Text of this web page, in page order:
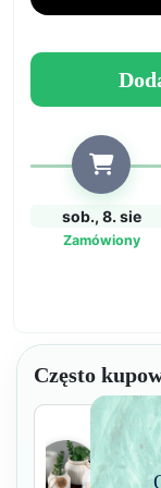
zaprawy
kamienia
dekoracyjnego
sob., 8. sie
Zamówiony
Często